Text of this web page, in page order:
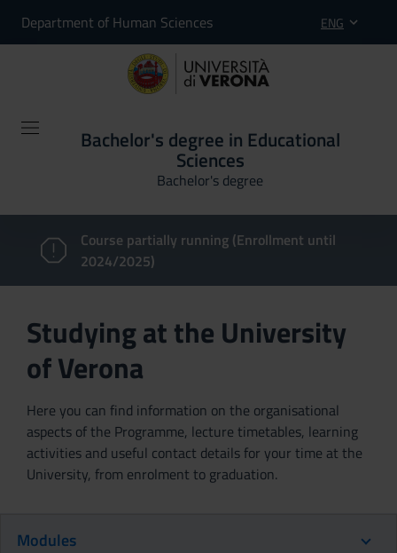
Department of Human Sciences ENG
Bachelor's degree in Educational
Sciences
Bachelor's degree
Course partially running (Enrollment until
2024/2025)
Studying at the University
of Verona
Here you can find information on the organisational
aspects of the Programme, lecture timetables, learning
activities and useful contact details for your time at the
University, from enrolment to graduation.
Modules